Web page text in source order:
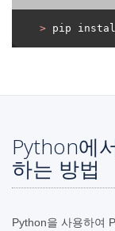
> pip
Python에
하는 방법
Python을 사용하여